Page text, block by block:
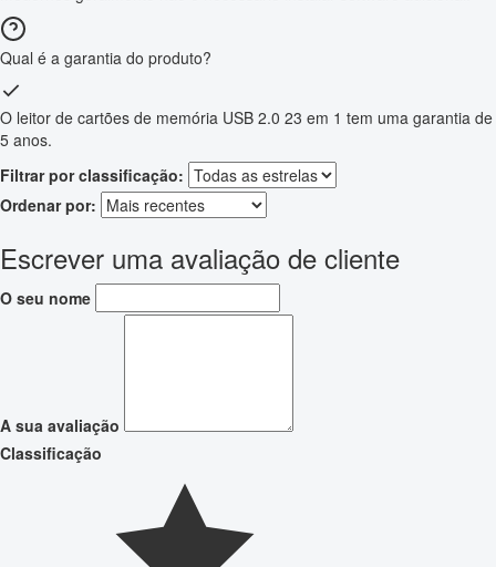
Qual é a garantia do produto?
O leitor de cartões de memória USB 2.0 23 em 1 tem uma garantia de
5 anos.
Filtrar por classificação:
Ordenar por:
Escrever uma avaliação de cliente
O seu nome
A sua avaliação
Classificação